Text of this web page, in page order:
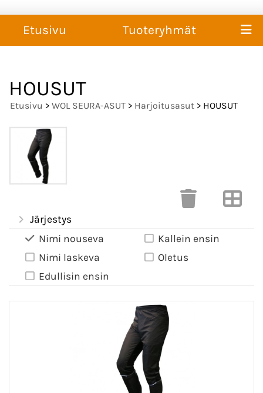
Etusivu Tuoteryhmät
HOUSUT
Etusivu > WOL SEURA-ASUT > Harjoitusasut > HOUSUT
Järjestys
Nimi nouseva
Nimi laskeva
Edullisin ensin
Kallein ensin
Oletus